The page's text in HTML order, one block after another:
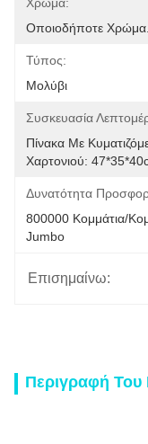
Οποιοδήποτε Χρώμα.
Τύπος:
Μολύβι
Συσκευασία
Πίνακα Με
Χαρτονιού:
Δυνατότητα
800000 Κομμάτια/
Jumbo
Επισημαίνω:
Περιγραφή Του